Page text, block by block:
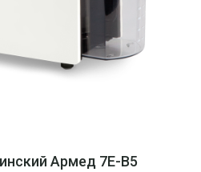
Армед 7E-B5